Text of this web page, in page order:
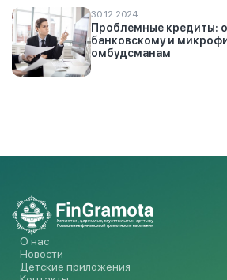
30.12.2024
Проблемные кредиты:
банковскому и
омбудсманам
О нас
Новости
Детские приложения